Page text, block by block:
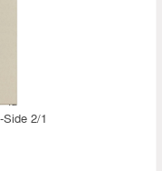
2/1